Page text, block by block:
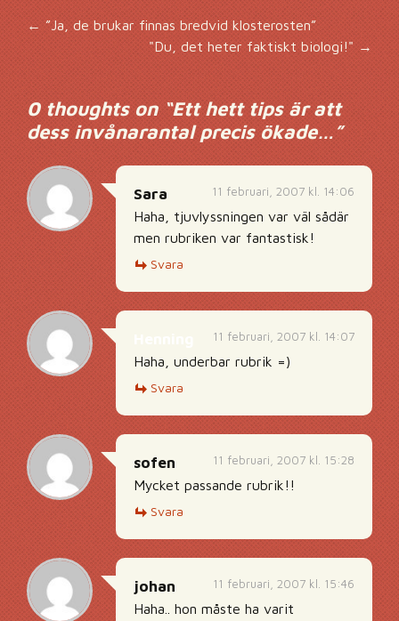
Inläggsnavigering
← ”Ja, de brukar finnas bredvid klosterosten”
"Du, det heter faktiskt biologi!" →
0 thoughts on “Ett hett tips är att
dess invånarantal precis ökade…”
11 februari, 2007 kl. 14:06
Sara
Haha, tjuvlyssningen var väl sådär
men rubriken var fantastisk!
Svara
11 februari, 2007 kl. 14:07
Haha, underbar rubrik =)
Svara
11 februari, 2007 kl. 15:28
sofen
Mycket passande rubrik!!
Svara
11 februari, 2007 kl. 15:46
johan
Haha.. hon måste ha varit